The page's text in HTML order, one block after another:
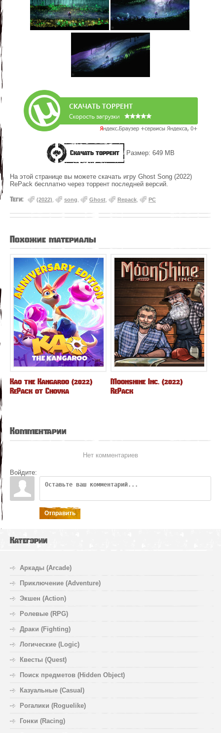
Скачать торрент Размер: 649 MB
На этой странице вы можете скачать игру Ghost Song (2022)
RePack бесплатно через торрент последней версий.
Теги: (2022) song Ghost Repack PC
Похожие материалы
Kao the Kangaroo (2022)
RePack от Chovka
Moonshine Inc. (2022)
RePack
Комментарии
Нет комментариев
Войдите:
Отправить
Категории
Аркады (Arcade)
Приключение (Adventure)
Экшен (Action)
Ролевые (RPG)
Драки (Fighting)
Логические (Logic)
Квесты (Quest)
Поиск предметов (Hidden Object)
Казуальные (Casual)
Рогалики (Roguelike)
Гонки (Racing)